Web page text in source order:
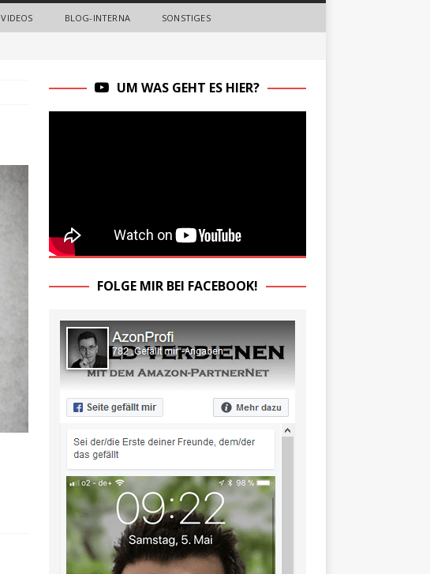
VIDEOS BLOG-INTERNA SONSTIGES
UM WAS GEHT ES HIER?
FOLGE MIR BEI FACEBOOK!